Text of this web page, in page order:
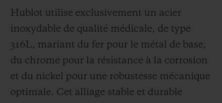
Hublot utilise exclusivement un acier
inoxydable de qualité médicale, de type
316L, mariant du fer pour le métal de base,
du chrome pour la résistance à la corrosion
et du nickel pour une robustesse mécanique
optimale. Cet alliage stable et durable